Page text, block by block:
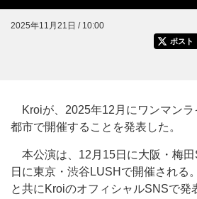
2025年11月21日 / 10:00
ポスト
Kroiが、2025年12月にワンマンラ
都市で開催することを発表した。
本公演は、12月15日に大阪・梅
日に東京・渋谷LUSHで開催される
と共にKroiのオフィシャルSNSで発